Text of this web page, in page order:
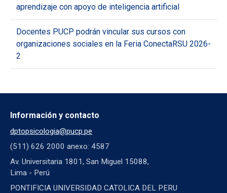
aprendizaje con apoyo de inteligencia artificial
Docentes PUCP podrán vincular sus cursos con
organizaciones sociales en la Feria ConectaRSU 2026-
2
Información y contacto
dptopsicologia@pucp.pe
(511) 626 2000 anexo: 4587
Av. Universitaria 1801, San Miguel 15088,
Lima - Perú
PONTIFICIA UNIVERSIDAD CATOLICA DEL PERU